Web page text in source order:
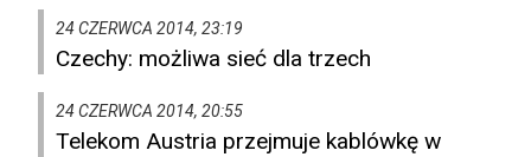
24 CZERWCA 2014, 23:19
Czechy: możliwa sieć dla trzech
24 CZERWCA 2014, 20:55
Telekom Austria przejmuje kablówkę w